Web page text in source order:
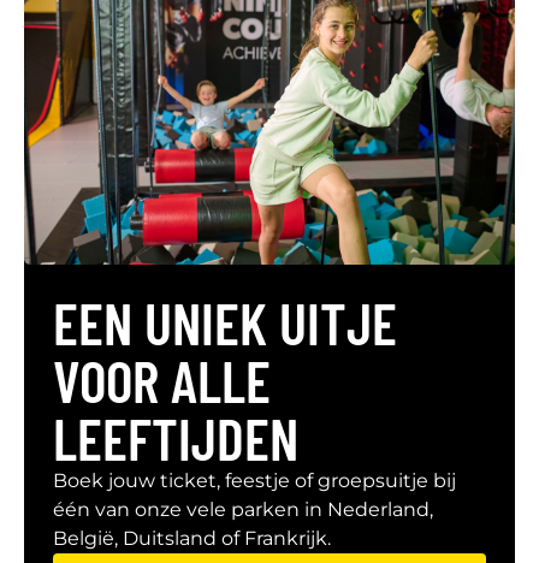
EEN UNIEK UITJE
VOOR ALLE
LEEFTIJDEN
Boek jouw ticket, feestje of groepsuitje bij
één van onze vele parken in Nederland,
België, Duitsland of Frankrijk.